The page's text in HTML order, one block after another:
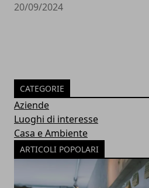
20/09/2024
CATEGORIE
Aziende
Luoghi di interesse
Casa e Ambiente
ARTICOLI POPOLARI